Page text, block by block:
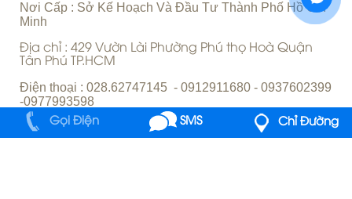
Nơi Cấp : Sở Kế Hoạch Và Đầu Tư Thành Phố Hồ Chí
Minh
Địa chỉ : 429 Vườn Lài Phường Phú thọ Hoà Quận
Tân Phú TP.HCM
Điện thoại : 028.62747145 - 0912911680 - 0937602399
-0977993598
Email:dienlanhcu429@gmail.com
Gọi Điện SMS Chỉ Đường